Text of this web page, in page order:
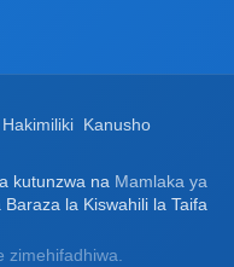
Hakimiliki Kanusho
kutunzwa na Mamlaka ya
la Kiswahili la Taifa
zimehifadhiwa.